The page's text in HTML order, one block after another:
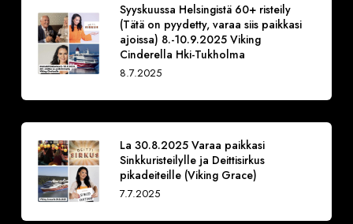
Syyskuussa Helsingistä 60+ risteily
(Tätä on pyydetty, varaa siis paikkasi
ajoissa) 8.-10.9.2025 Viking
Cinderella Hki-Tukholma
8.7.2025
La 30.8.2025 Varaa paikkasi
Sinkkuristeilylle ja Deittisirkus
pikadeiteille (Viking Grace)
7.7.2025